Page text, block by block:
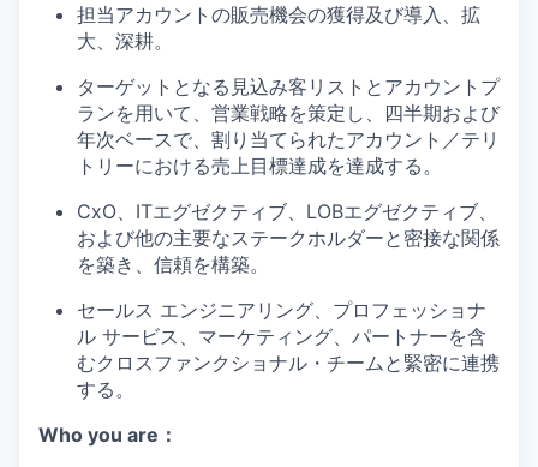
担当アカウントの販売機会の獲得及び導入、拡
大、深耕。
ターゲットとなる見込み客リストとアカウントプ
ランを用いて、営業戦略を策定し、四半期および
年次ベースで、割り当てられたアカウント／テリ
トリーにおける売上目標達成を達成する。
CxO、ITエグゼクティブ、LOBエグゼクティブ、
および他の主要なステークホルダーと密接な関係
を築き、信頼を構築。
セールス エンジニアリング、プロフェッショナ
ル サービス、マーケティング、パートナーを含
むクロスファンクショナル・チームと緊密に連携
する。
Who you are：